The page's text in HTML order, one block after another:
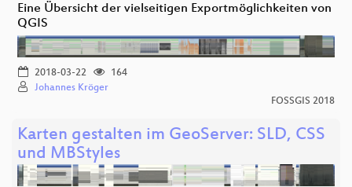
Eine Übersicht der vielseitigen Exportmöglichkeiten von
QGIS
2018-03-22
164
Johannes Kröger
FOSSGIS 2018
Karten gestalten im GeoServer: SLD, CSS
und MBStyles